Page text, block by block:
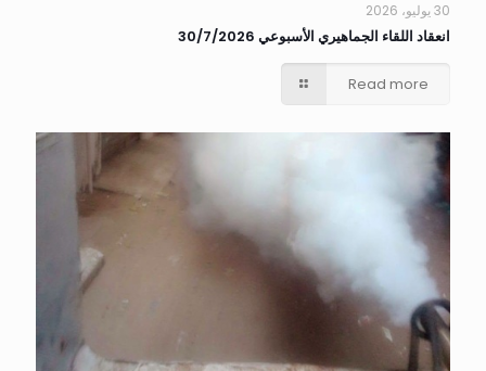
30 يوليو، 2026
انعقاد اللقاء الجماهيري الأسبوعي 30/7/2026
Read more